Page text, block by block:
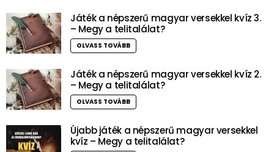
Játék a népszerű magyar versekkel kvíz 3.
– Megy a telitalálat?
OLVASS TOVÁBB
Játék a népszerű magyar versekkel kvíz 2.
– Megy a telitalálat?
OLVASS TOVÁBB
Újabb játék a népszerű magyar versekkel
kvíz – Megy a telitalálat?